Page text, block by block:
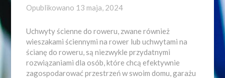
Opublikowano 13 maja, 2024
Uchwyty ścienne do roweru, zwane również
wieszakami ściennymi na rower lub uchwytami na
ścianę do roweru, są niezwykle przydatnymi
rozwiązaniami dla osób, które chcą efektywnie
zagospodarować przestrzeń w swoim domu, garażu